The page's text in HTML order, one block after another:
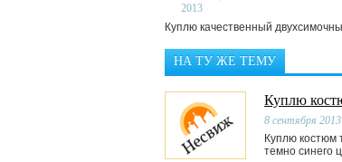
2013
Куплю качественный
НА ТУ ЖЕ ТЕМУ
Куплю
8 сентября 2013
Куплю костюм
темно синего